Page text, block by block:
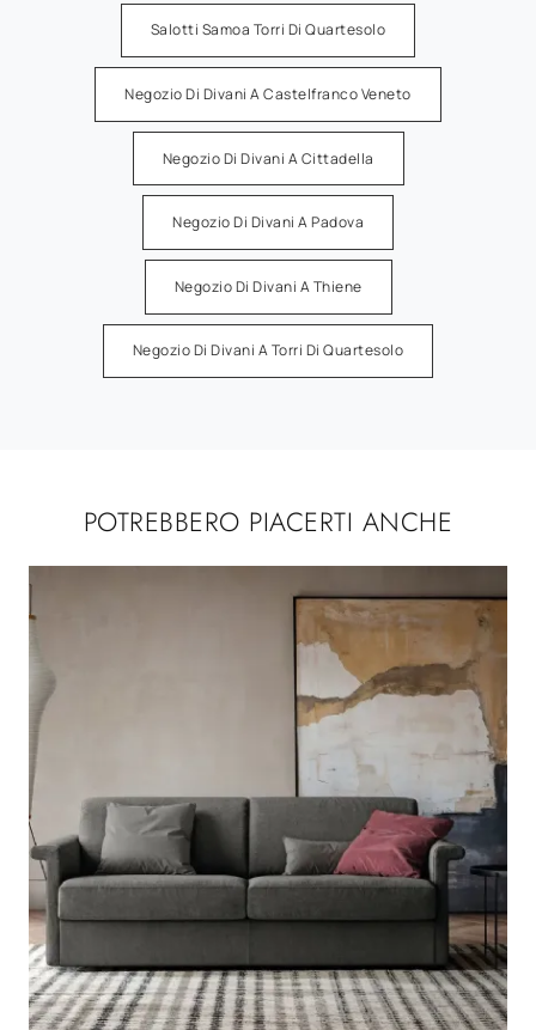
Salotti Samoa Torri Di Quartesolo
Negozio Di Divani A Castelfranco Veneto
Negozio Di Divani A Cittadella
Negozio Di Divani A Padova
Negozio Di Divani A Thiene
Negozio Di Divani A Torri Di Quartesolo
POTREBBERO PIACERTI ANCHE